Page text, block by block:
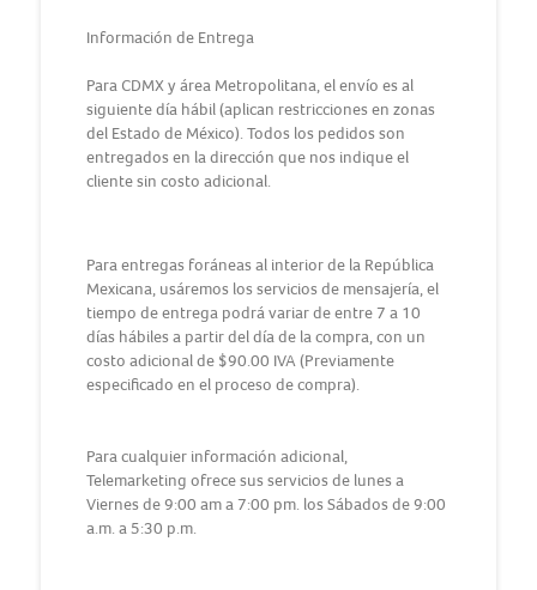
Información de Entrega
Para CDMX y área Metropolitana, el envío es al
siguiente día hábil (aplican restricciones en zonas
del Estado de México). Todos los pedidos son
entregados en la dirección que nos indique el
cliente sin costo adicional.
Para entregas foráneas al interior de la República
Mexicana, usáremos los servicios de mensajería, el
tiempo de entrega podrá variar de entre 7 a 10
días hábiles a partir del día de la compra, con un
costo adicional de $90.00 IVA (Previamente
especificado en el proceso de compra).
Para cualquier información adicional,
Telemarketing ofrece sus servicios de lunes a
Viernes de 9:00 am a 7:00 pm. los Sábados de 9:00
a.m. a 5:30 p.m.